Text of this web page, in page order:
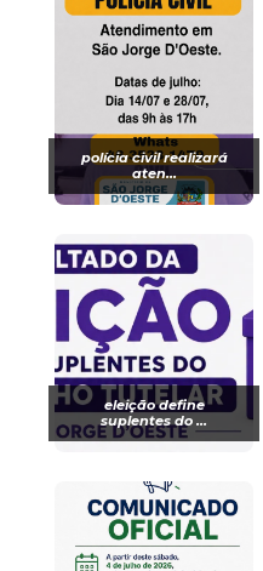
polícia civil realizará
aten...
eleição define
suplentes do ...